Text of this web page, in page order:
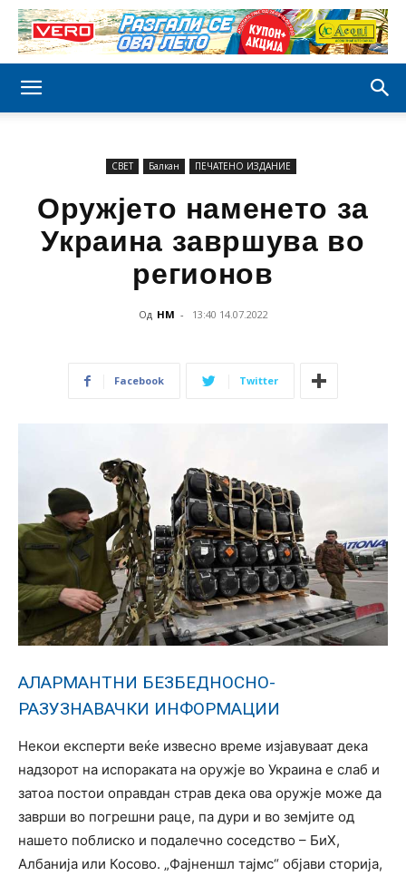
СВЕТ Балкан ПЕЧАТЕНО ИЗДАНИЕ
Оружјето наменето за
Украина завршува во
регионов
Од НМ - 13:40 14.07.2022
Facebook Twitter
АЛАРМАНТНИ БЕЗБЕДНОСНО-
РАЗУЗНАВАЧКИ ИНФОРМАЦИИ
Некои експерти веќе извесно време изјавуваат дека
надзорот на испораката на оружје во Украина е слаб и
затоа постои оправдан страв дека ова оружје може да
заврши во погрешни раце, па дури и во земјите од
нашето поблиско и подалечно соседство – БиХ,
Албанија или Косово. „Фајненшл тајмс“ објави сторија,